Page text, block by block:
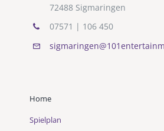
72488 Sigmaringen
07571 | 106 450
Home
Spielplan